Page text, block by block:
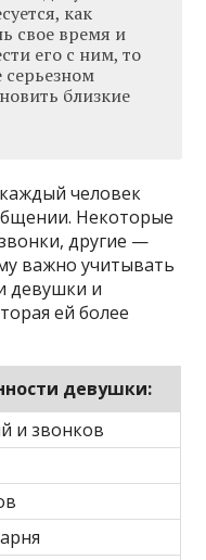
как
свое время и
его с ним, то
серьезном
близкие
человек
Некоторые
другие —
важно учитывать
девушки и
ей более
девушки:
и звонков